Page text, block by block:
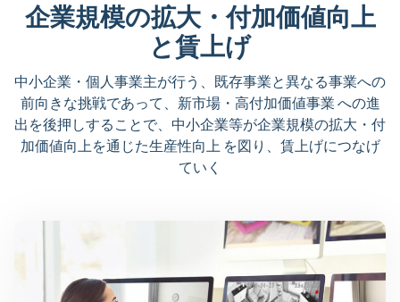
企業規模の拡大・付加価値向上
と賃上げ
中小企業・個人事業主が行う、既存事業と異なる事業への
前向きな挑戦であって、新市場・高付加価値事業 への進
出を後押しすることで、中小企業等が企業規模の拡大・付
加価値向上を通じた生産性向上 を図り、賃上げにつなげ
ていく